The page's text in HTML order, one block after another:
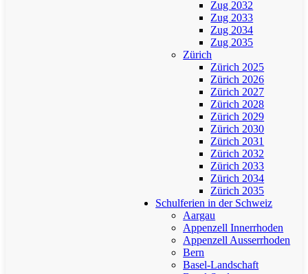
Zug 2032
Zug 2033
Zug 2034
Zug 2035
Zürich
Zürich 2025
Zürich 2026
Zürich 2027
Zürich 2028
Zürich 2029
Zürich 2030
Zürich 2031
Zürich 2032
Zürich 2033
Zürich 2034
Zürich 2035
Schulferien in der Schweiz
Aargau
Appenzell Innerrhoden
Appenzell Ausserrhoden
Bern
Basel-Landschaft